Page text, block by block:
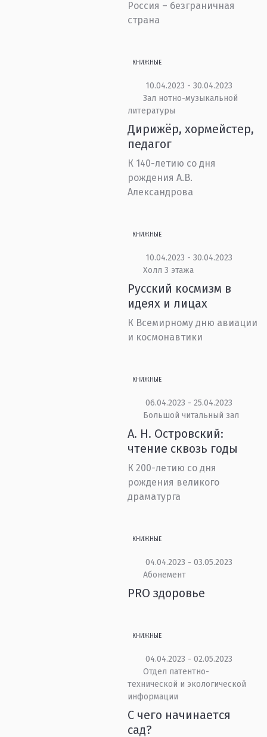
Россия – безграничная
страна
КНИЖНЫЕ
10.04.2023 - 30.04.2023
Зал нотно-музыкальной
литературы
Дирижёр, хормейстер,
педагог
К 140-летию со дня
рождения А.В.
Александрова
КНИЖНЫЕ
10.04.2023 - 30.04.2023
Холл 3 этажа
Русский космизм в
идеях и лицах
К Всемирному дню авиации
и космонавтики
КНИЖНЫЕ
06.04.2023 - 25.04.2023
Большой читальный зал
А. Н. Островский:
чтение сквозь годы
К 200-летию со дня
рождения великого
драматурга
КНИЖНЫЕ
04.04.2023 - 03.05.2023
Абонемент
PRO здоровье
КНИЖНЫЕ
04.04.2023 - 02.05.2023
Отдел патентно-
технической и экологической
информации
С чего начинается
сад?